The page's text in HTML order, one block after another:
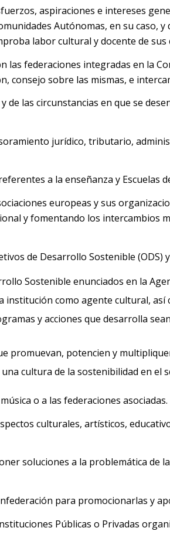
aspiraciones e intereses
Autónomas, en su caso,
labor cultural y docente de sus
las federaciones integradas en la
consejo sobre las mismas, e
las circunstancias en que se
jurídico, tributario,
a la enseñanza y Escuelas
europeas y sus
y fomentando los intercambios
de Desarrollo Sostenible (ODS)
Sostenible enunciados en la
institución como agente cultural, así
y acciones que desarrolla
promuevan, potencien y
cultura de la sostenibilidad en el
o a las federaciones asociadas.
culturales, artísticos,
soluciones a la problemática de
para promocionarlas y
Públicas o Privadas